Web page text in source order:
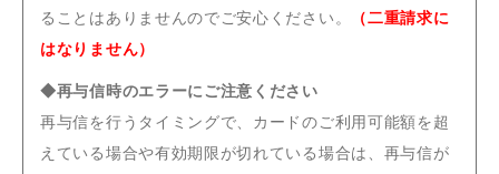
ることはありませんのでご安心ください。
（二重請求に
はなりません）
◆再与信時のエラーにご注意ください
再与信を行うタイミングで、カードのご利用可能額を超
えている場合や有効期限が切れている場合は、再与信が